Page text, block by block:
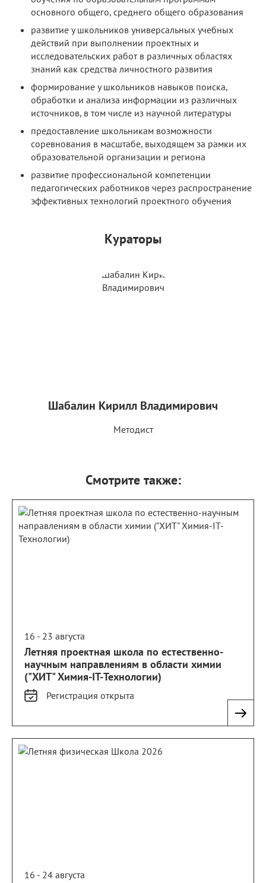
основного общего, среднего общего образования
развитие у школьников универсальных учебных
действий при выполнении проектных и
исследовательских работ в различных областях
знаний как средства личностного развития
формирование у школьников навыков поиска,
обработки и анализа информации из различных
источников, в том числе из научной литературы
предоставление школьникам возможности
соревнования в масштабе, выходящем за рамки их
образовательной организации и региона
развитие профессиональной компетенции
педагогических работников через распространение
эффективных технологий проектного обучения
Кураторы
Шабалин Кирилл Владимирович
Методист
Смотрите также:
16 - 23 августа
Летняя проектная школа по естественно-
научным направлениям в области химии
("ХИТ" Химия-IT-Технологии)
Регистрация открыта
16 - 24 августа